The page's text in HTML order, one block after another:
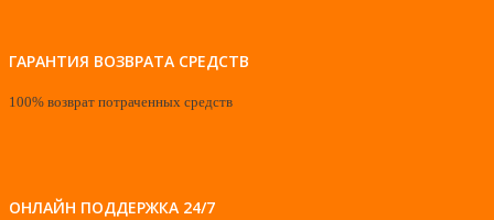
ГАРАНТИЯ ВОЗВРАТА СРЕДСТВ
100% возврат потраченных средств
ОНЛАЙН ПОДДЕРЖКА 24/7